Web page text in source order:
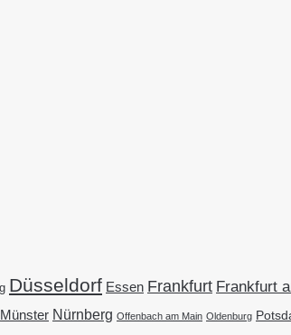
Düsseldorf Essen Frankfurt Frankfurt
Münster Nürnberg Offenbach am Main Oldenburg